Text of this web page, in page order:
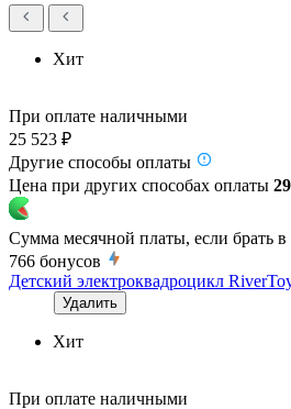
Хит
При оплате наличными
25 523 ₽
Другие способы оплаты
Цена при других способах оплаты
Сумма месячной платы, если брать в
766 бонусов
Детский электроквадроцикл
Удалить
Хит
При оплате наличными